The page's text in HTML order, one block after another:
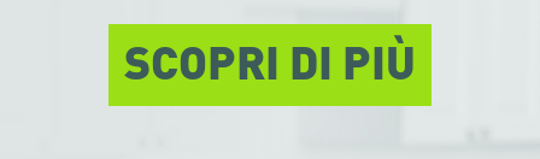
SCOPRI DI PIÙ